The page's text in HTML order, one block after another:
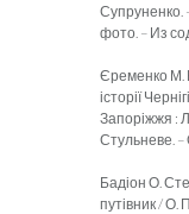
Супруненко.
фото. – Из
Єременко М.
історії
Запоріжжя :
Стульневе. –
Бадіон О.
путівник / О.